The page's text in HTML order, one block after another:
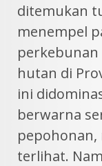
ditemukan
menempel
hutan di
ini
berwarna
terlihat.